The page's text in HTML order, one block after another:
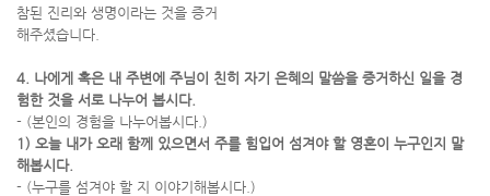
참된 진리와 생명이라는 것을 증거
해주셨습니다.
4. 나에게 혹은 내 주변에 주님이 친히 자기 은혜의 말씀을 증거하신 일을 경
험한 것을 서로 나누어 봅시다.
- (본인의 경험을 나누어봅시다.)
1) 오늘 내가 오래 함께 있으면서 주를 힘입어 섬겨야 할 영혼이 누구인지 말
해봅시다.
- (누구를 섬겨야 할 지 이야기해봅시다.)